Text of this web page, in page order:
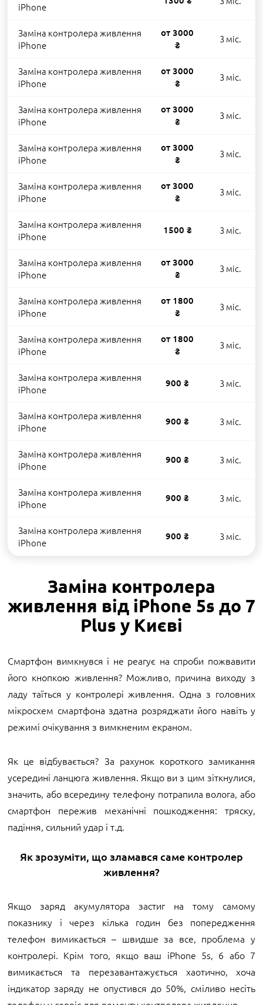
iPhone
Заміна контролера живлення
iPhone
от 3000
₴
3 міс.
Заміна контролера живлення
iPhone
от 3000
₴
3 міс.
Заміна контролера живлення
iPhone
от 3000
₴
3 міс.
Заміна контролера живлення
iPhone
от 3000
₴
3 міс.
Заміна контролера живлення
iPhone
от 3000
₴
3 міс.
Заміна контролера живлення
iPhone
1500 ₴ 3 міс.
Заміна контролера живлення
iPhone
от 3000
₴
3 міс.
Заміна контролера живлення
iPhone
от 1800
₴
3 міс.
Заміна контролера живлення
iPhone
от 1800
₴
3 міс.
Заміна контролера живлення
iPhone
900 ₴ 3 міс.
Заміна контролера живлення
iPhone
900 ₴ 3 міс.
Заміна контролера живлення
iPhone
900 ₴ 3 міс.
Заміна контролера живлення
iPhone
900 ₴ 3 міс.
Заміна контролера живлення
iPhone
900 ₴ 3 міс.
Заміна контролера
живлення від iPhone 5s до 7
Plus у Києві
Смартфон вимкнувся і не реагує на спроби пожвавити
його кнопкою живлення? Можливо, причина виходу з
ладу таїться у контролері живлення. Одна з головних
мікросхем смартфона здатна розряджати його навіть у
режимі очікування з вимкненим екраном.
Як це відбувається? За рахунок короткого замикання
усередині ланцюга живлення. Якщо ви з цим зіткнулися,
значить, або всередину телефону потрапила волога, або
смартфон пережив механічні пошкодження: тряску,
падіння, сильний удар і т.д.
Як зрозуміти, що зламався саме контролер
живлення?
Якщо заряд акумулятора застиг на тому самому
показнику і через кілька годин без попередження
телефон вимикається – швидше за все, проблема у
контролері. Крім того, якщо ваш iPhone 5s, 6 або 7
вимикається та перезавантажується хаотично, хоча
індикатор заряду не опустився до 50%, сміливо несіть